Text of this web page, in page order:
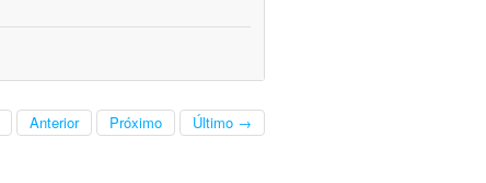
Anterior Próximo Último →